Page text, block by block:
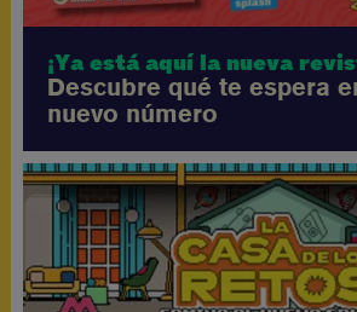
Descubre qué te espera
nuevo número